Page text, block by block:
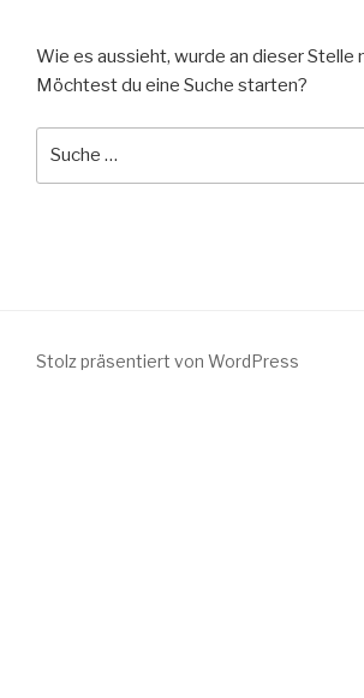
Wie es aussieht, wurde an dieser Stelle
Möchtest du eine Suche starten?
Stolz präsentiert von WordPress